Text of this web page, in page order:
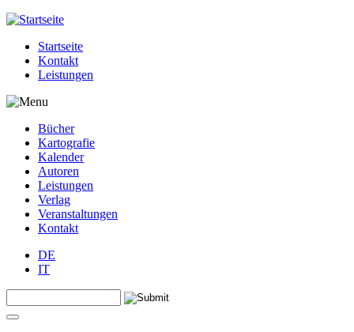
Jump to navigation
Startseite
Kontakt
Leistungen
Bücher
Kartografie
Kalender
Autoren
Leistungen
Verlag
Veranstaltungen
Kontakt
DE
IT
Suchformular